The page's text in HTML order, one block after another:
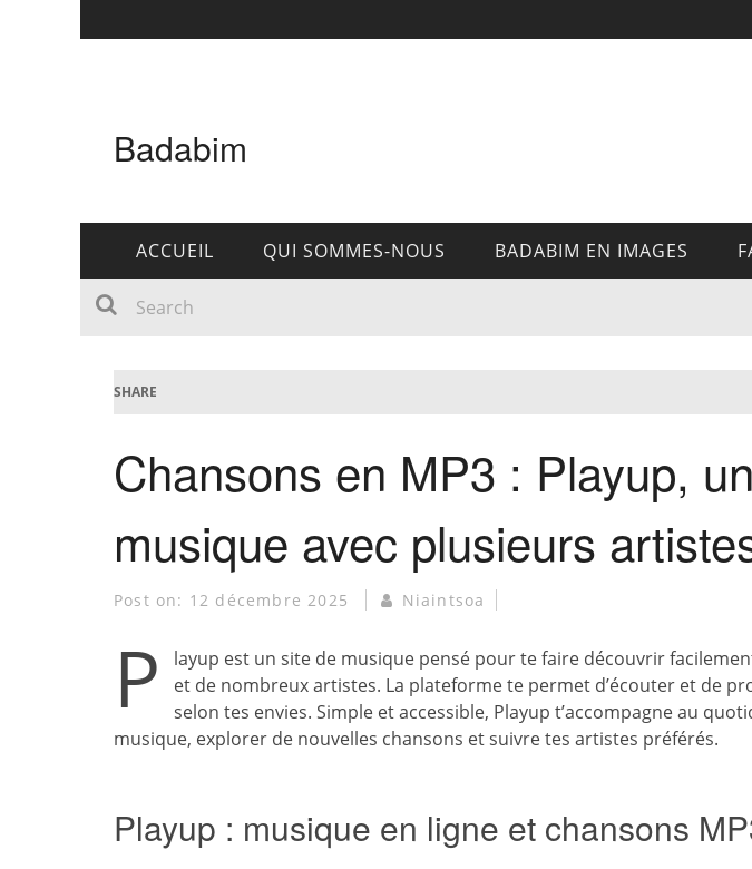
Badabim
ACCUEIL QUI SOMMES-NOUS BADABIM EN IMAGES
SHARE
Chansons en MP3 : Playup,
musique avec plusieurs
Post on: 12 décembre 2025 Niaintsoa
P
layup est un site de musique pensé pour te faire découvrir
et de nombreux artistes. La plateforme te permet d’écouter et de
selon tes envies. Simple et accessible, Playup t’accompagne au
musique, explorer de nouvelles chansons et suivre tes artistes préférés.
Playup : musique en ligne et chansons